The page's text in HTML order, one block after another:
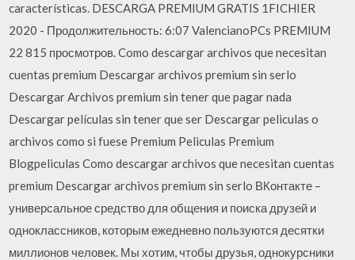
características. DESCARGA PREMIUM GRATIS 1FICHIER
2020 - Продолжительность: 6:07 ValencianoPCs PREMIUM
22 815 просмотров. Como descargar archivos que necesitan
cuentas premium Descargar archivos premium sin serlo
Descargar Archivos premium sin tener que pagar nada
Descargar películas sin tener que ser Descargar peliculas o
archivos como si fuese Premium Peliculas Premium
Blogpeliculas Como descargar archivos que necesitan cuentas
premium Descargar archivos premium sin serlo ВКонтакте –
универсальное средство для общения и поиска друзей и
одноклассников, которым ежедневно пользуются десятки
миллионов человек. Мы хотим, чтобы друзья, однокурсники